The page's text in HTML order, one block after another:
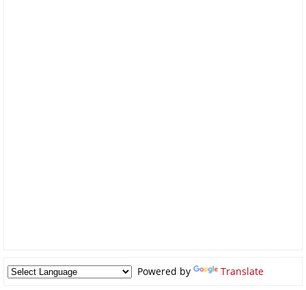
Powered by Translate